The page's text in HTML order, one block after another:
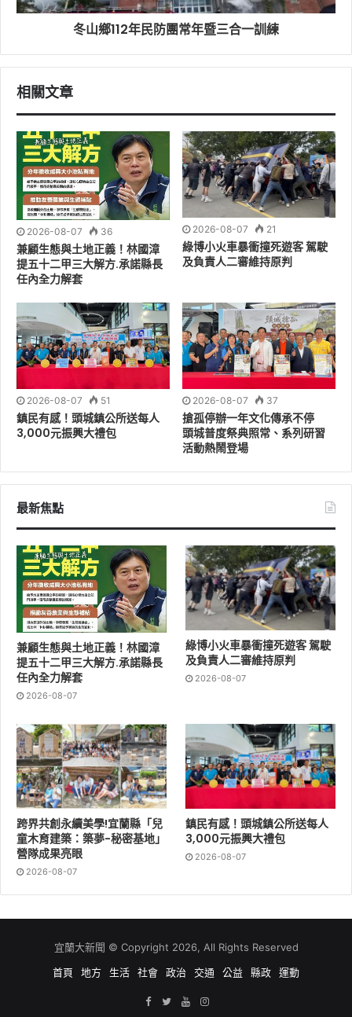
南方澳漁港今(1)日上午就可以看到漁民們一早就開始做防
颱準備，大家同心協力將漁船緊緊綁牢，漁民將一箱箱的
燈照搬到漁船上，準備將生財工具的燈泡包好，避免颱風
帶來的強風豪雨造成損失。
每逢颱風來臨，北海岸常見民眾觀浪，隨著颱風逼近，即
使艷陽高照，都會因為颱風外圍環流影響造成長浪發生，
於颱風前、後更是最容易被疏忽的危險時段，北部分署將
持續針對觀浪及遊憩熱點加強巡邏查察，確保人員安全。
北部分署表示：在此特別呼籲颱風警報發布期間，切勿至
海邊逗留及觀浪，避免發生危險，擅闖公告警戒區域經勸
導不離去者，將依「災害防救法」蒐證函送主管機關裁
何需要救助情事，請撥打「118」免費服務專線，海巡署
冬山鄉112年民防團常年暨三合一訓練
相關文章
2026-08-07 36
兼顧生態與土地正義！林國漳
提五十二甲三大解方.承諾縣長
任內全力解套
2026-08-07 21
綠博小火車暴衝撞死遊客 駕駛
及負責人二審維持原判
2026-08-07 51
鎮民有感！頭城鎮公所送每人
3,000元振興大禮包
2026-08-07 37
搶孤停辦一年文化傳承不停
頭城普度祭典照常、系列研習
活動熱鬧登場
最新焦點
兼顧生態與土地正義！林國漳
提五十二甲三大解方.承諾縣長
任內全力解套
2026-08-07
綠博小火車暴衝撞死遊客 駕駛
及負責人二審維持原判
2026-08-07
跨界共創永續美學!宜蘭縣「兒
童木育建築：築夢-秘密基地」
營隊成果亮眼
2026-08-07
鎮民有感！頭城鎮公所送每人
3,000元振興大禮包
2026-08-07
宜蘭大新聞 © Copyright 2026, All Rights Reserved
首頁
地方 生活 社會 政治 交通 公益 縣政 運動